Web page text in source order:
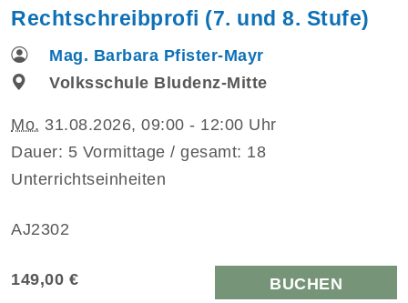
Rechtschreibprofi (7. und 8. Stufe)
Mag. Barbara Pfister-Mayr
Volksschule Bludenz-Mitte
Mo. 31.08.2026, 09:00 - 12:00 Uhr
Dauer: 5 Vormittage / gesamt: 18
Unterrichtseinheiten
AJ2302
149,00 € BUCHEN